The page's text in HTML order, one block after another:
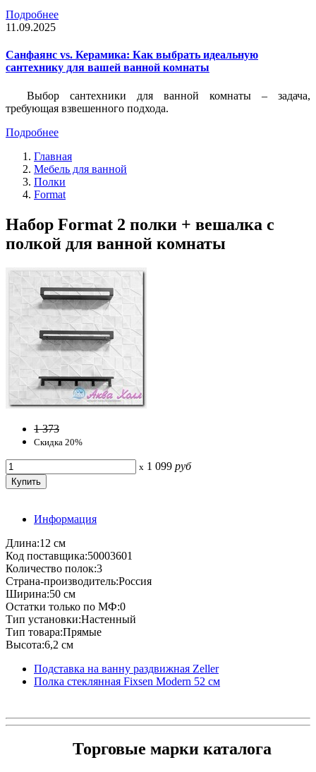
Подробнее
11.09.2025
Санфаянс vs. Керамика: Как выбрать идеальную
сантехнику для вашей ванной комнаты
Выбор сантехники для ванной комнаты – задача,
требующая взвешенного подхода.
Подробнее
Главная
Мебель для ванной
Полки
Format
Набор Format 2 полки + вешалка с
полкой для ванной комнаты
1 373
Скидка 20%
x 1 099 руб
Информация
Длина:12 см
Код поставщика:50003601
Количество полок:3
Страна-производитель:Россия
Ширина:50 см
Остатки только по МФ:0
Тип установки:Настенный
Тип товара:Прямые
Высота:6,2 см
Подставка на ванну раздвижная Zeller
Полка стеклянная Fixsen Modern 52 см
Торговые марки каталога